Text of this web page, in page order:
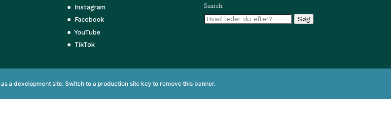
Instagram
Facebook
YouTube
TikTok
Search
Søg
Søg
as a development site. Switch to a production site key to remove this banner.